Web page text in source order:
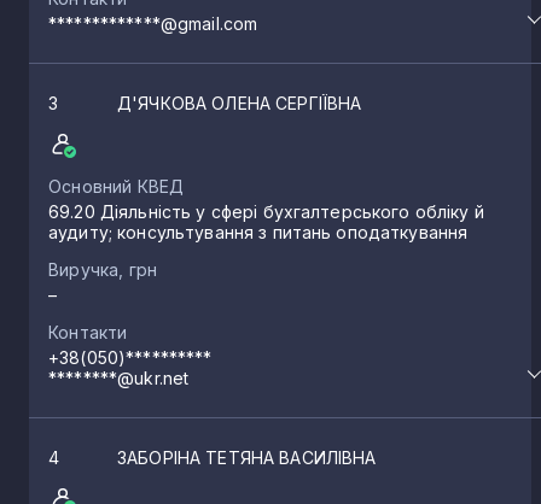
*************@gmail.com
3 Д'ЯЧКОВА ОЛЕНА СЕРГІЇВНА
Основний КВЕД
69.20 Діяльність у сфері бухгалтерського обліку й
аудиту; консультування з питань оподаткування
Виручка, грн
–
Контакти
+38(050)**********
********@ukr.net
4 ЗАБОРІНА ТЕТЯНА ВАСИЛІВНА